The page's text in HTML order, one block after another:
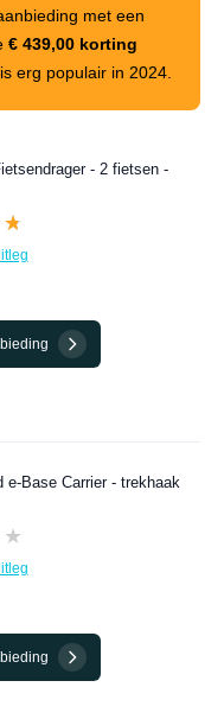
met een
€ 439,00 korting
is erg populair in 2024.
- 2 fietsen -
e-Base Carrier - trekhaak